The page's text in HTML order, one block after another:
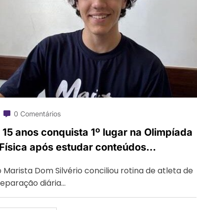
0 Comentários
anos conquista 1º lugar na Olimpíada
após estudar conteúdos
Marista Dom Silvério conciliou rotina de atleta de
diária…